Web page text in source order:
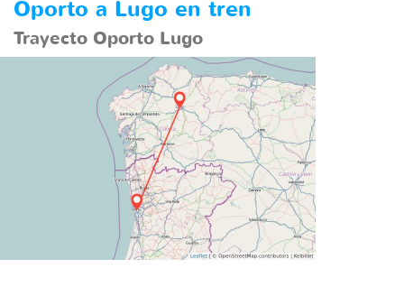
Oporto a Lugo en tren
Trayecto Oporto Lugo